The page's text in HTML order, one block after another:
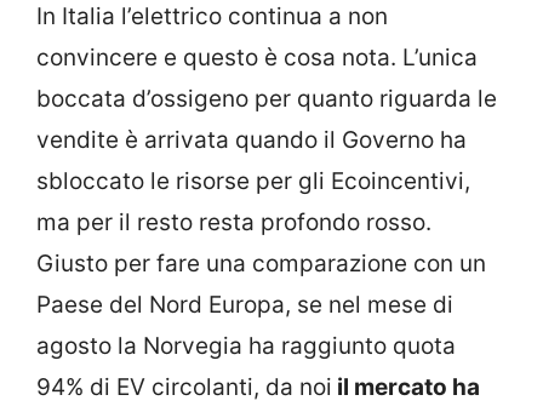
In Italia l’elettrico continua a non
convincere e questo è cosa nota. L’unica
boccata d’ossigeno per quanto riguarda le
vendite è arrivata quando il Governo ha
sbloccato le risorse per gli Ecoincentivi,
ma per il resto resta profondo rosso.
Giusto per fare una comparazione con un
Paese del Nord Europa, se nel mese di
agosto la Norvegia ha raggiunto quota
94% di EV circolanti, da noi il mercato ha